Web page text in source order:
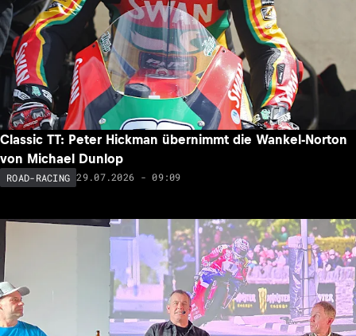
Classic TT: Peter Hickman übernimmt die Wankel-Norton
von Michael Dunlop
ROAD-RACING 29.07.2026 - 09:09